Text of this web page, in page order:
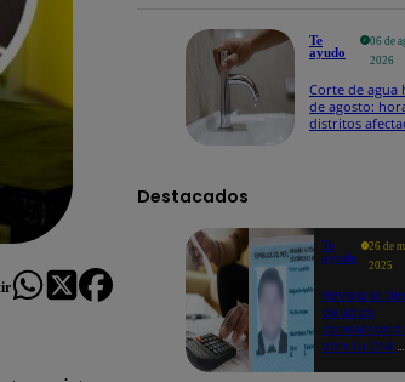
Te
ayudo
06 de
2026
Corte de agua
de agosto:
distritos
Destacados
Te
ayudo
26 de
2025
Revisa si
deudas
con tu DNI: